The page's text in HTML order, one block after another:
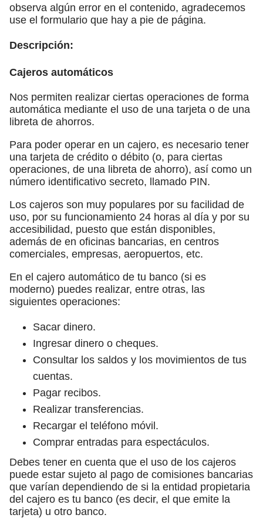
observa algún error en el contenido, agradecemos
use el formulario que hay a pie de página.
Descripción:
Cajeros automáticos
Nos permiten realizar ciertas operaciones de forma
automática mediante el uso de una tarjeta o de una
libreta de ahorros.
Para poder operar en un cajero, es necesario tener
una tarjeta de crédito o débito (o, para ciertas
operaciones, de una libreta de ahorro), así como un
número identificativo secreto, llamado PIN.
Los cajeros son muy populares por su facilidad de
uso, por su funcionamiento 24 horas al día y por su
accesibilidad, puesto que están disponibles,
además de en oficinas bancarias, en centros
comerciales, empresas, aeropuertos, etc.
En el cajero automático de tu banco (si es
moderno) puedes realizar, entre otras, las
siguientes operaciones:
Sacar dinero.
Ingresar dinero o cheques.
Consultar los saldos y los movimientos de tus
cuentas.
Pagar recibos.
Realizar transferencias.
Recargar el teléfono móvil.
Comprar entradas para espectáculos.
Debes tener en cuenta que el uso de los cajeros
puede estar sujeto al pago de comisiones bancarias
que varían dependiendo de si la entidad propietaria
del cajero es tu banco (es decir, el que emite la
tarjeta) u otro banco.